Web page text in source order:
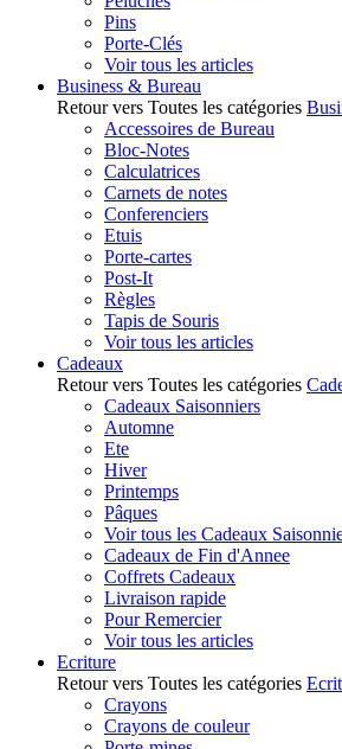
Pins
Porte-Clés
Voir tous les articles
Business & Bureau
Retour vers Toutes les catégories
Accessoires de Bureau
Bloc-Notes
Calculatrices
Carnets de notes
Conferenciers
Etuis
Porte-cartes
Post-It
Règles
Tapis de Souris
Voir tous les articles
Cadeaux
Retour vers Toutes les catégories
Cadeaux Saisonniers
Automne
Ete
Hiver
Printemps
Pâques
Voir tous les Cadeaux
Cadeaux de Fin d'Annee
Coffrets Cadeaux
Livraison rapide
Pour Remercier
Voir tous les articles
Ecriture
Retour vers Toutes les catégories
Crayons
Crayons de couleur